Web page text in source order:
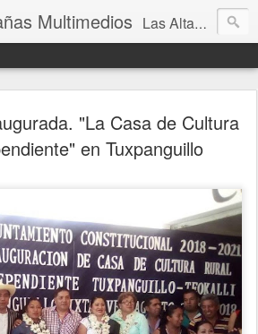
Multimedios Las Altas Montañas Multimedios
"La Casa de Cultura
en Tuxpanguillo